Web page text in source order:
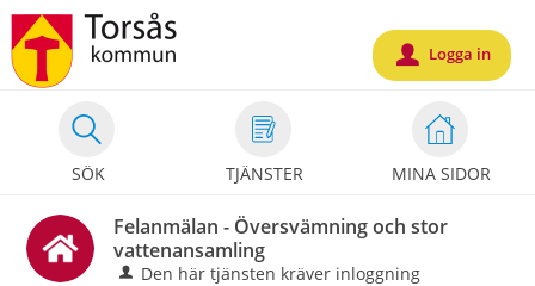
Välkommen
till
Mina
Torsås
kommun
SÖK TJÄNSTER MINA SIDOR
u Logga in
Felanmälan - Översvämning och stor
vattenansamling
Den här tjänsten kräver inloggning